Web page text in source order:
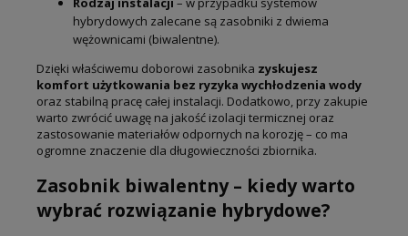
hybrydowych zalecane są zasobniki z dwiema
wężownicami (biwalentne).
Dzięki właściwemu doborowi zasobnika zyskujesz
komfort użytkowania bez ryzyka wychłodzenia wody
oraz stabilną pracę całej instalacji. Dodatkowo, przy zakupie
warto zwrócić uwagę na jakość izolacji termicznej oraz
zastosowanie materiałów odpornych na korozję – co ma
ogromne znaczenie dla długowieczności zbiornika.
Zasobnik biwalentny – kiedy warto
wybrać rozwiązanie hybrydowe?